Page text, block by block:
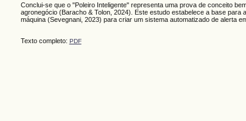
Conclui-se que o "Poleiro Inteligente" representa uma prova de conceito
agronegócio (Baracho & Tolon, 2024). Este estudo estabelece a base
máquina (Sevegnani, 2023) para criar um sistema automatizado de alerta
Texto completo: PDF